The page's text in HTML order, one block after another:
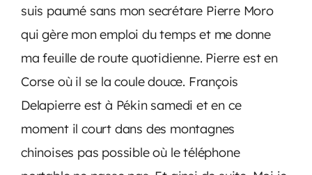
suis paumé sans mon secrétare Pierre Moro
qui gère mon emploi du temps et me donne
ma feuille de route quotidienne. Pierre est en
Corse où il se la coule douce. François
Delapierre est à Pékin samedi et en ce
moment il court dans des montagnes
chinoises pas possible où le téléphone